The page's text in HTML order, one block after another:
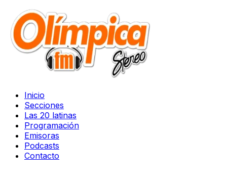
Inicio
Secciones
Las 20 latinas
Programación
Emisoras
Podcasts
Contacto